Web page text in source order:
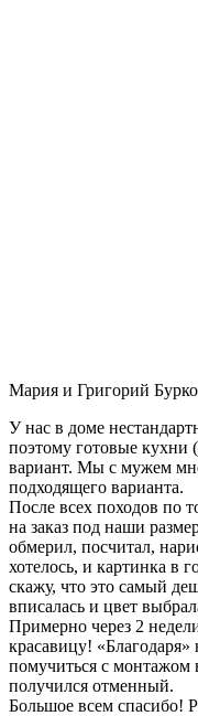
Мария и Григорий
У нас в доме
поэтому готовые
вариант. Мы с мужем
подходящего варианта.
После всех походов по
на заказ под наши
обмерил, посчитал,
хотелось, и картинка в
скажу, что это самый
вписалась и цвет
Примерно через 2
красавицу!
помучиться с монтажом
получился отменный.
Большое всем спасибо!